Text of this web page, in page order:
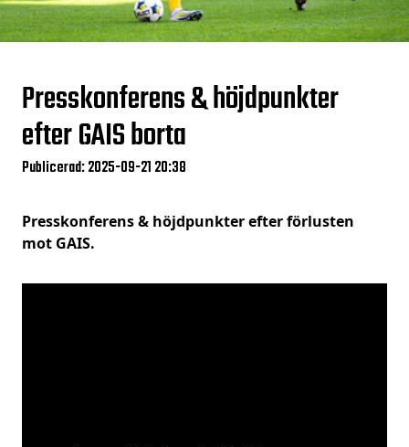
Presskonferens & höjdpunkter
efter GAIS borta
Publicerad: 2025-09-21 20:38
Presskonferens & höjdpunkter efter förlusten
mot GAIS.